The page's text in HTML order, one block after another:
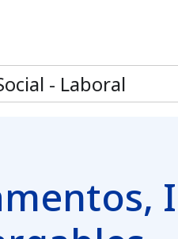
- Laboral